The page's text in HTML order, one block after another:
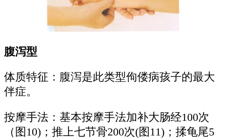
腹泻型
体质特征：腹泻是此类型佝偻病孩子的最大
伴症。
按摩手法：基本按摩手法加补大肠经100次
（图10)；推上七节骨200次(图11)；揉龟尾5